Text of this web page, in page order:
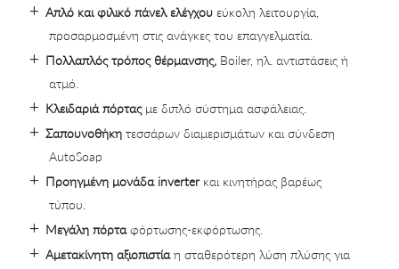
Απλό και φιλικό πάνελ ελέγχουεύκολη λειτουργία,
προσαρμοσμένη στις ανάγκες του επαγγελματία.
Πολλαπλός τρόπος θέρμανσης, Boiler, ηλ. αντιστάσεις ή
ατμό.
Κλειδαριά πόρταςμε διπλό σύστημα ασφάλειας.
Σαπουνοθήκητεσσάρων διαμερισμάτων και σύνδεση
AutoSoap
Προηγμένη μονάδα inverterκαι κινητήρας βαρέως
τύπου.
Μεγάλη πόρταφόρτωσης-εκφόρτωσης.
Αμετακίνητη αξιοπιστίαη σταθερότερη λύση πλύσης για